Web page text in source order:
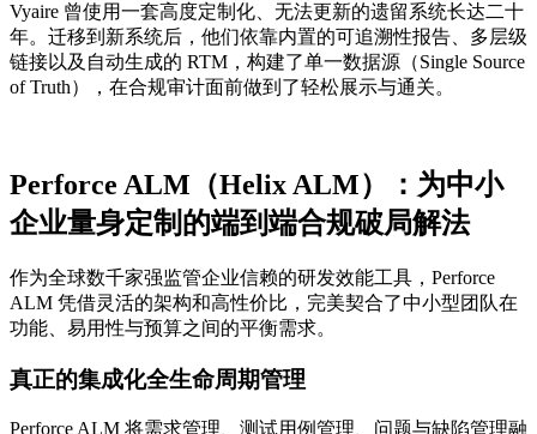
Vyaire 曾使用一套高度定制化、无法更新的遗留系统长达二十
年。迁移到新系统后，他们依靠内置的可追溯性报告、多层级
链接以及自动生成的 RTM，构建了单一数据源（Single Source
of Truth），在合规审计面前做到了轻松展示与通关。
Perforce ALM（Helix ALM）：为中小
企业量身定制的端到端合规破局解法
作为全球数千家强监管企业信赖的研发效能工具，Perforce
ALM 凭借灵活的架构和高性价比，完美契合了中小型团队在
功能、易用性与预算之间的平衡需求。
真正的集成化全生命周期管理
Perforce ALM 将需求管理、测试用例管理、问题与缺陷管理融